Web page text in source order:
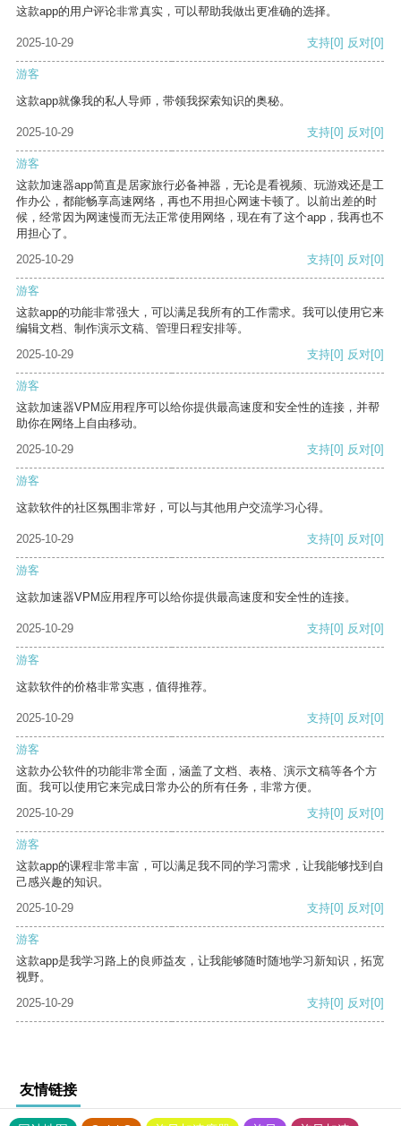
这款app的用户评论非常真实，可以帮助我做出更准确的选择。
2025-10-29 支持[0] 反对[0]
游客
这款app就像我的私人导师，带领我探索知识的奥秘。
2025-10-29 支持[0] 反对[0]
游客
这款加速器app简直是居家旅行必备神器，无论是看视频、玩游戏还是工
作办公，都能畅享高速网络，再也不用担心网速卡顿了。以前出差的时
候，经常因为网速慢而无法正常使用网络，现在有了这个app，我再也不
用担心了。
2025-10-29
支持[0] 反对[0]
游客
这款app的功能非常强大，可以满足我所有的工作需求。我可以使用它来
编辑文档、制作演示文稿、管理日程安排等。
2025-10-29
支持[0] 反对[0]
游客
这款加速器VPM应用程序可以给你提供最高速度和安全性的连接，并帮
助你在网络上自由移动。
2025-10-29
支持[0] 反对[0]
游客
这款软件的社区氛围非常好，可以与其他用户交流学习心得。
2025-10-29 支持[0] 反对[0]
游客
这款加速器VPM应用程序可以给你提供最高速度和安全性的连接。
2025-10-29 支持[0] 反对[0]
游客
这款软件的价格非常实惠，值得推荐。
2025-10-29 支持[0] 反对[0]
游客
这款办公软件的功能非常全面，涵盖了文档、表格、演示文稿等各个方
面。我可以使用它来完成日常办公的所有任务，非常方便。
2025-10-29
支持[0] 反对[0]
游客
这款app的课程非常丰富，可以满足我不同的学习需求，让我能够找到自
己感兴趣的知识。
2025-10-29
支持[0] 反对[0]
游客
这款app是我学习路上的良师益友，让我能够随时随地学习新知识，拓宽
视野。
2025-10-29
支持[0] 反对[0]
友情链接